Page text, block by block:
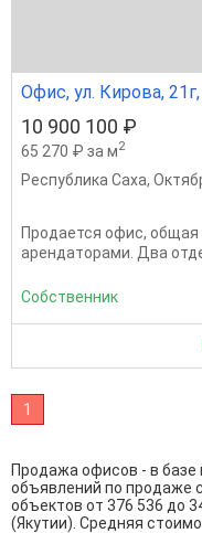
Офис, ул. Кирова,
10 900 100 ₽
65 270 ₽ за м2
Республика Саха,
Продается офис, общая
арендаторами. Два
Собственник
1
Продажа офисов - в
объявлений по продаже
объектов от 376 536 до
(Якутии). Средняя